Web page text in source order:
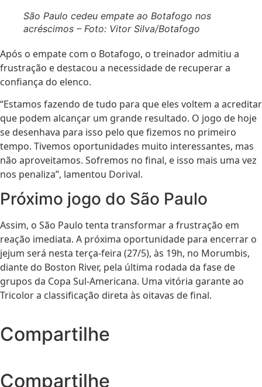
São Paulo cedeu empate ao Botafogo nos
acréscimos – Foto: Vitor Silva/Botafogo
Após o empate com o Botafogo, o treinador admitiu a
frustração e destacou a necessidade de recuperar a
confiança do elenco.
“Estamos fazendo de tudo para que eles voltem a acreditar
que podem alcançar um grande resultado. O jogo de hoje
se desenhava para isso pelo que fizemos no primeiro
tempo. Tivemos oportunidades muito interessantes, mas
não aproveitamos. Sofremos no final, e isso mais uma vez
nos penaliza”, lamentou Dorival.
Próximo jogo do São Paulo
Assim, o São Paulo tenta transformar a frustração em
reação imediata. A próxima oportunidade para encerrar o
jejum será nesta terça-feira (27/5), às 19h, no Morumbis,
diante do Boston River, pela última rodada da fase de
grupos da Copa Sul-Americana. Uma vitória garante ao
Tricolor a classificação direta às oitavas de final.
Compartilhe
Compartilhe